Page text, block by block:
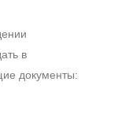
в
документы: